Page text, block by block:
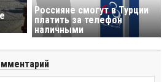
Россияне смогут в Турции
платить за телефон
наличными